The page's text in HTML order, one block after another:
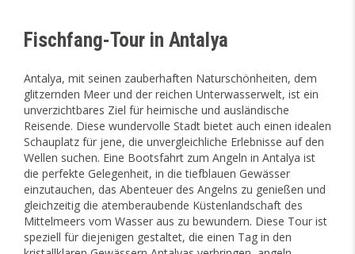
Fischfang-Tour in Antalya
Antalya, mit seinen zauberhaften Naturschönheiten, dem
glitzernden Meer und der reichen Unterwasserwelt, ist ein
unverzichtbares Ziel für heimische und ausländische
Reisende. Diese wundervolle Stadt bietet auch einen idealen
Schauplatz für jene, die unvergleichliche Erlebnisse auf den
Wellen suchen. Eine Bootsfahrt zum Angeln in Antalya ist
die perfekte Gelegenheit, in die tiefblauen Gewässer
einzutauchen, das Abenteuer des Angelns zu genießen und
gleichzeitig die atemberaubende Küstenlandschaft des
Mittelmeers vom Wasser aus zu bewundern. Diese Tour ist
speziell für diejenigen gestaltet, die einen Tag in den